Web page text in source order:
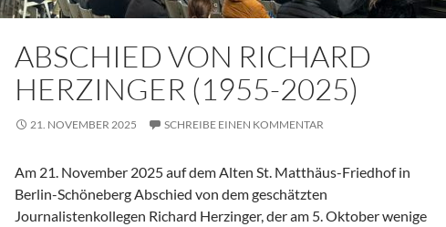
ABSCHIED VON RICHARD
HERZINGER (1955-2025)
21. NOVEMBER 2025 SCHREIBE EINEN KOMMENTAR
Am 21. November 2025 auf dem Alten St. Matthäus-Friedhof in
Berlin-Schöneberg Abschied von dem geschätzten
Journalistenkollegen Richard Herzinger, der am 5. Oktober wenige